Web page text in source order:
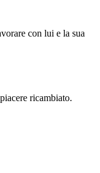
con lui e la sua
ricambiato.